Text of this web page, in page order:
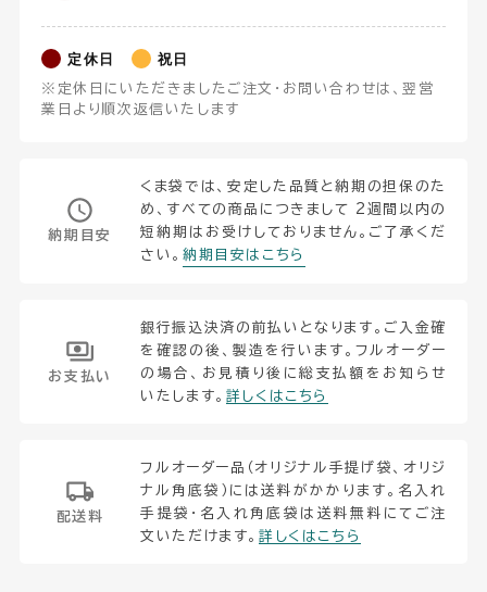
定休日 祝日
※定休日にいただきましたご注文・お問い合わせは、翌営
業日より順次返信いたします
納期目安
くま袋では、安定した品質と納期の担保のた
め、すべての商品につきまして 2週間以内の
短納期はお受けしておりません。ご了承くだ
さい。納期目安はこちら
お支払い
銀行振込決済の前払いとなります。ご入金確
を確認の後、製造を行います。フルオーダー
の場合、お見積り後に総支払額をお知らせ
いたします。 詳しくはこちら
配送料
フルオーダー品（オリジナル手提げ袋、オリジ
ナル角底袋）には送料がかかります。名入れ
手提袋・名入れ角底袋は送料無料にてご注
文いただけます。詳しくはこちら